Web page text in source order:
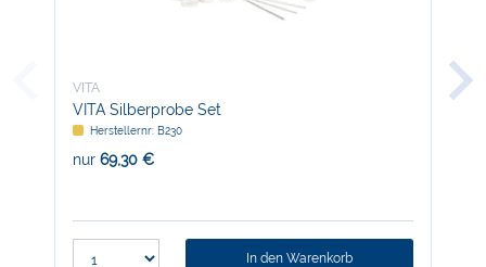
VITA
VITA Silberprobe Set
Herstellernr: B230
nur 69,30 €
In den Warenkorb